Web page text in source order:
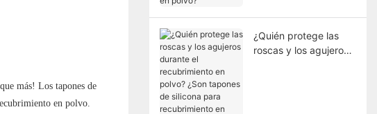
más! Los tapones de
en polvo.
¿Quién protege las
roscas y los agujeros